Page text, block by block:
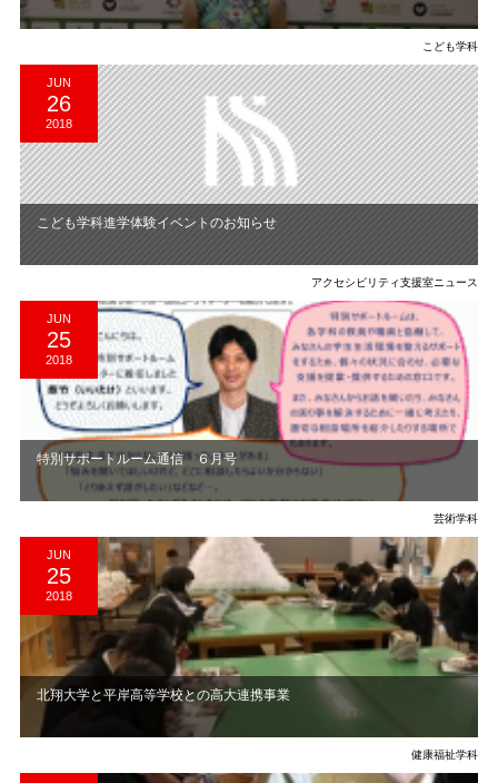
こども学科
JUN
26
2018
こども学科進学体験イベントのお知らせ
アクセシビリティ支援室ニュース
JUN
25
2018
特別サポートルーム通信 ６月号
芸術学科
JUN
25
2018
北翔大学と平岸高等学校との高大連携事業
健康福祉学科